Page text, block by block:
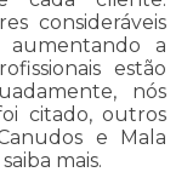
consideráveis
aumentando a
estão
nós
citado, outros
e Mala
mais.